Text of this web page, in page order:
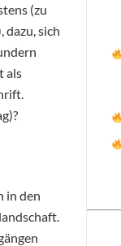
(zu
dazu, sich
als
in den